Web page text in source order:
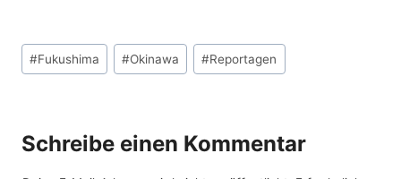
Schlagworte:
#Fukushima #Okinawa #Reportagen
Schreibe einen Kommentar